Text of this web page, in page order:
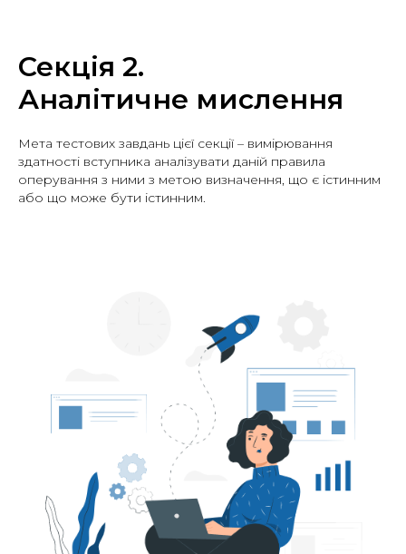
Секція 2.
Аналітичне мислення
Мета тестових завдань цієї секції – вимірювання
здатності вступника аналізувати даній правила
оперування з ними з метою визначення, що є істинним
або що може бути істинним.